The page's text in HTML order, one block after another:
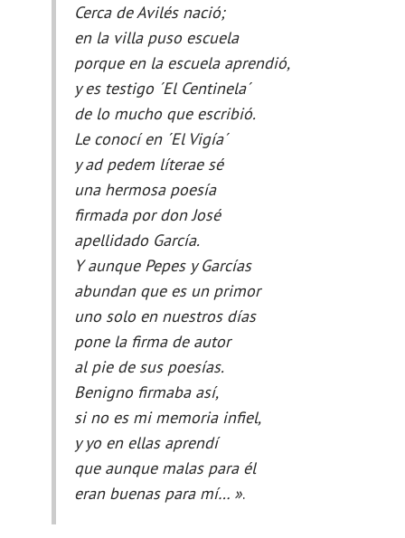
Cerca de Avilés nació;
en la villa puso escuela
porque en la escuela aprendió,
y es testigo ´El Centinela´
de lo mucho que escribió.
Le conocí en ´El Vigía´
y ad pedem líterae sé
una hermosa poesía
firmada por don José
apellidado García.
Y aunque Pepes y Garcías
abundan que es un primor
uno solo en nuestros días
pone la firma de autor
al pie de sus poesías.
Benigno firmaba así,
si no es mi memoria infiel,
y yo en ellas aprendí
que aunque malas para él
eran buenas para mí… ».